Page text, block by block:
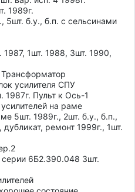
1989г.
5шт. б.у., б.п. с сельсинами
1шт. 1988, 3шт. 1990,
усилителя СПУ
Пульт к Ось-1
на раме
5шт. 1989г., 2шт. б.у., б.п.,
ремонт 1999г., 1шт.
6Б2.390.048 3шт.